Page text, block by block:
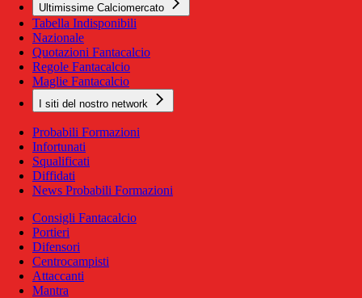
Ultimissime Calciomercato
Tabella Indisponibili
Nazionale
Quotazioni Fantacalcio
Regole Fantacalcio
Maglie Fantacalcio
I siti del nostro network
Probabili Formazioni
Infortunati
Squalificati
Diffidati
News Probabili Formazioni
Consigli Fantacalcio
Portieri
Difensori
Centrocampisti
Attaccanti
Mantra